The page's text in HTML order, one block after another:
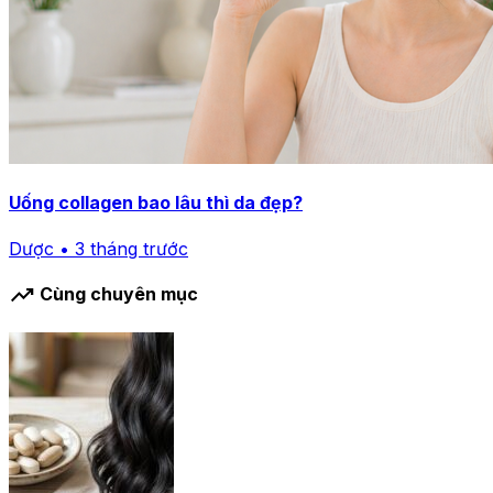
Uống collagen bao lâu thì da đẹp?
Dược • 3 tháng trước
trending_up Cùng chuyên mục